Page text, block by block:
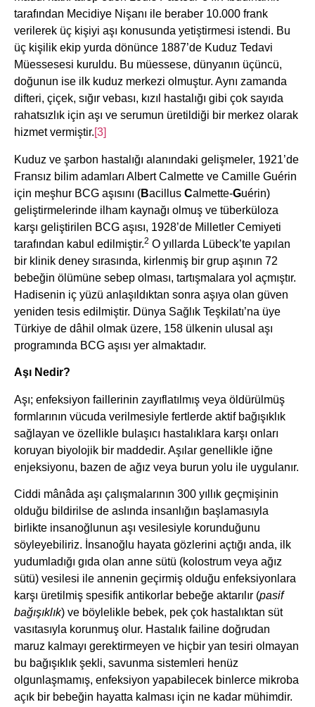
tarafından Mecidiye Nişanı ile beraber 10.000 frank
verilerek üç kişiyi aşı konusunda yetiştirmesi istendi. Bu
üç kişilik ekip yurda dönünce 1887’de Kuduz Tedavi
Müessesesi kuruldu. Bu müessese, dünyanın üçüncü,
doğunun ise ilk kuduz merkezi olmuştur. Aynı zamanda
difteri, çiçek, sığır vebası, kızıl hastalığı gibi çok sayıda
rahatsızlık için aşı ve serumun üretildiği bir merkez olarak
hizmet vermiştir.[3]
Kuduz ve şarbon hastalığı alanındaki gelişmeler, 1921’de
Fransız bilim adamları Albert Calmette ve Camille Guérin
için meşhur BCG aşısını (Bacillus Calmette-Guérin)
geliştirmelerinde ilham kaynağı olmuş ve tüberküloza
karşı geliştirilen BCG aşısı, 1928’de Milletler Cemiyeti
tarafından kabul edilmiştir.2 O yıllarda Lübeck’te yapılan
bir klinik deney sırasında, kirlenmiş bir grup aşının 72
bebeğin ölümüne sebep olması, tartışmalara yol açmıştır.
Hadisenin iç yüzü anlaşıldıktan sonra aşıya olan güven
yeniden tesis edilmiştir. Dünya Sağlık Teşkilatı’na üye
Türkiye de dâhil olmak üzere, 158 ülkenin ulusal aşı
programında BCG aşısı yer almaktadır.
Aşı Nedir?
Aşı; enfeksiyon faillerinin zayıflatılmış veya öldürülmüş
formlarının vücuda verilmesiyle fertlerde aktif bağışıklık
sağlayan ve özellikle bulaşıcı hastalıklara karşı onları
koruyan biyolojik bir maddedir. Aşılar genellikle iğne
enjeksiyonu, bazen de ağız veya burun yolu ile uygulanır.
Ciddi mânâda aşı çalışmalarının 300 yıllık geçmişinin
olduğu bildirilse de aslında insanlığın başlamasıyla
birlikte insanoğlunun aşı vesilesiyle korunduğunu
söyleyebiliriz. İnsanoğlu hayata gözlerini açtığı anda, ilk
yudumladığı gıda olan anne sütü (kolostrum veya ağız
sütü) vesilesi ile annenin geçirmiş olduğu enfeksiyonlara
karşı üretilmiş spesifik antikorlar bebeğe aktarılır (pasif
bağışıklık) ve böylelikle bebek, pek çok hastalıktan süt
vasıtasıyla korunmuş olur. Hastalık failine doğrudan
maruz kalmayı gerektirmeyen ve hiçbir yan tesiri olmayan
bu bağışıklık şekli, savunma sistemleri henüz
olgunlaşmamış, enfeksiyon yapabilecek binlerce mikroba
açık bir bebeğin hayatta kalması için ne kadar mühimdir.